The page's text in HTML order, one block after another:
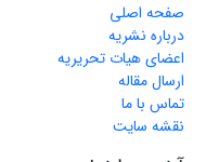
صفحه اصلی
درباره نشریه
اعضای هیات تحریریه
ارسال مقاله
تماس با ما
نقشه سایت